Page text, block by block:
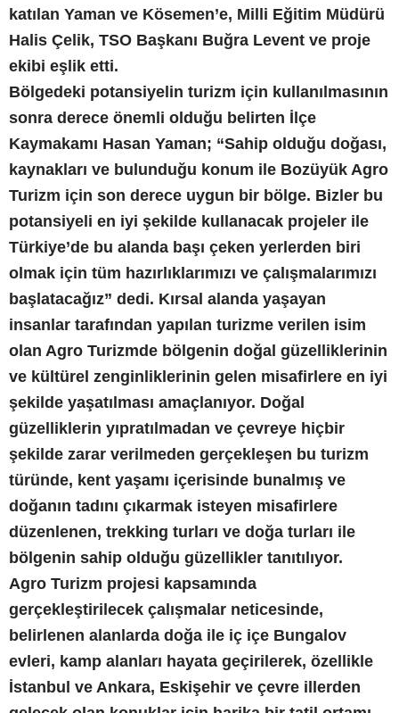
katılan Yaman ve Kösemen’e, Milli Eğitim Müdürü
Halis Çelik, TSO Başkanı Buğra Levent ve proje
ekibi eşlik etti.
Bölgedeki potansiyelin turizm için kullanılmasının
sonra derece önemli olduğu belirten İlçe
Kaymakamı Hasan Yaman; “Sahip olduğu doğası,
kaynakları ve bulunduğu konum ile Bozüyük Agro
Turizm için son derece uygun bir bölge. Bizler bu
potansiyeli en iyi şekilde kullanacak projeler ile
Türkiye’de bu alanda başı çeken yerlerden biri
olmak için tüm hazırlıklarımızı ve çalışmalarımızı
başlatacağız” dedi. Kırsal alanda yaşayan
insanlar tarafından yapılan turizme verilen isim
olan Agro Turizmde bölgenin doğal güzelliklerinin
ve kültürel zenginliklerinin gelen misafirlere en iyi
şekilde yaşatılması amaçlanıyor. Doğal
güzelliklerin yıpratılmadan ve çevreye hiçbir
şekilde zarar verilmeden gerçekleşen bu turizm
türünde, kent yaşamı içerisinde bunalmış ve
doğanın tadını çıkarmak isteyen misafirlere
düzenlenen, trekking turları ve doğa turları ile
bölgenin sahip olduğu güzellikler tanıtılıyor.
Agro Turizm projesi kapsamında
gerçekleştirilecek çalışmalar neticesinde,
belirlenen alanlarda doğa ile iç içe Bungalov
evleri, kamp alanları hayata geçirilerek, özellikle
İstanbul ve Ankara, Eskişehir ve çevre illerden